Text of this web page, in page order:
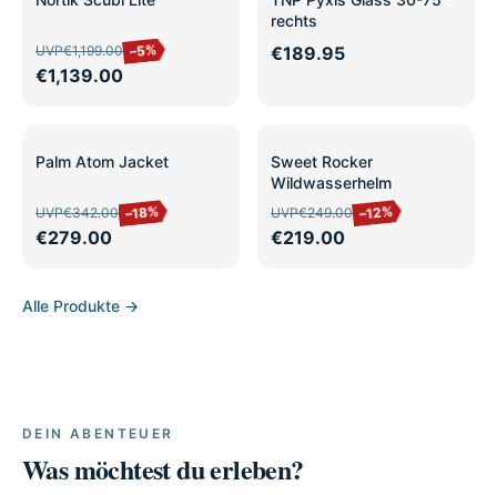
UVP€1,199.00 –5%
€1,139.00
rechts
€189.95
SALE 11 Varianten
Palm Atom Jacket
UVP€342.00 –18%
€279.00
SALE
Sweet Rocker
Wildwasserhelm
UVP€249.00 –12%
€219.00
Alle Produkte →
DEIN ABENTEUER
Was möchtest du erleben?